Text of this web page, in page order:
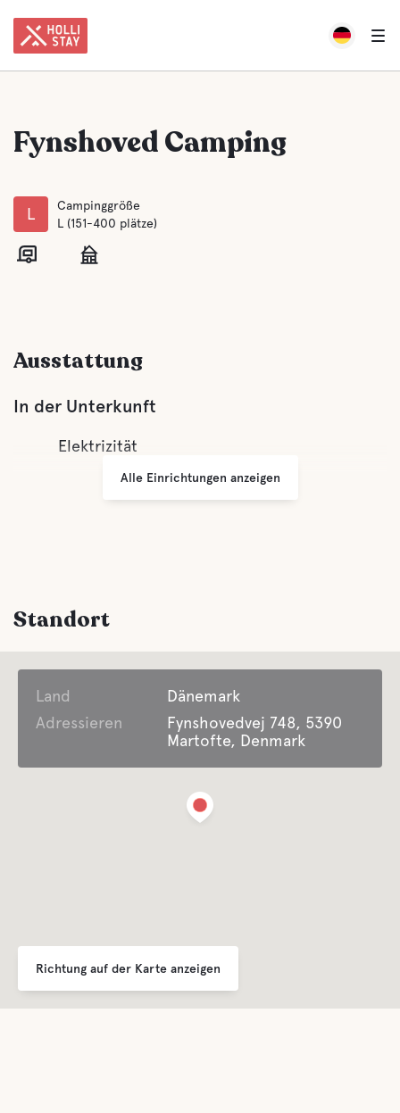
Fynshoved Camping
L
Campinggröße
L (151-400 plätze)
Ausstattung
In der Unterkunft
Elektrizität
Alle Einrichtungen anzeigen
Standort
Land
Dänemark
Adressieren
Fynshovedvej 748, 5390
Martofte, Denmark
Richtung auf der Karte anzeigen